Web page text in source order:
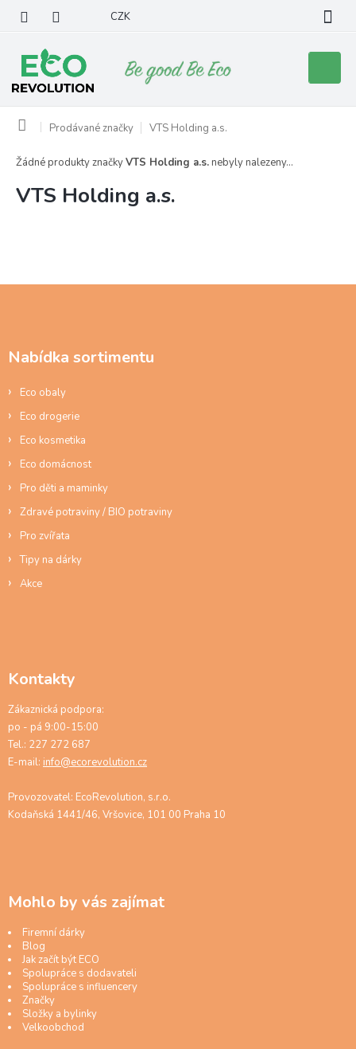
obsah
CZK
košík
Domů Prodávané značky VTS Holding a.s.
VTS Holding a.s.
Žádné produkty značkyVTS Holding a.s. nebyly nalezeny...
Nabídka sortimentu
Eco obaly
Eco drogerie
Eco kosmetika
Eco domácnost
Pro děti a maminky
Zdravé potraviny / BIO potraviny
Pro zvířata
Tipy na dárky
Akce
Kontakty
Zákaznická podpora:
po - pá 9:00-15:00
Tel.: 227 272 687
E-mail: info@ecorevolution.cz
Provozovatel: EcoRevolution, s.r.o.
Kodaňská 1441/46, Vršovice, 101 00 Praha 10
Mohlo by vás zajímat
Firemní dárky
Blog
Jak začít být ECO
Spolupráce s dodavateli
Spolupráce s influencery
Značky
Složky a bylinky
Velkoobchod